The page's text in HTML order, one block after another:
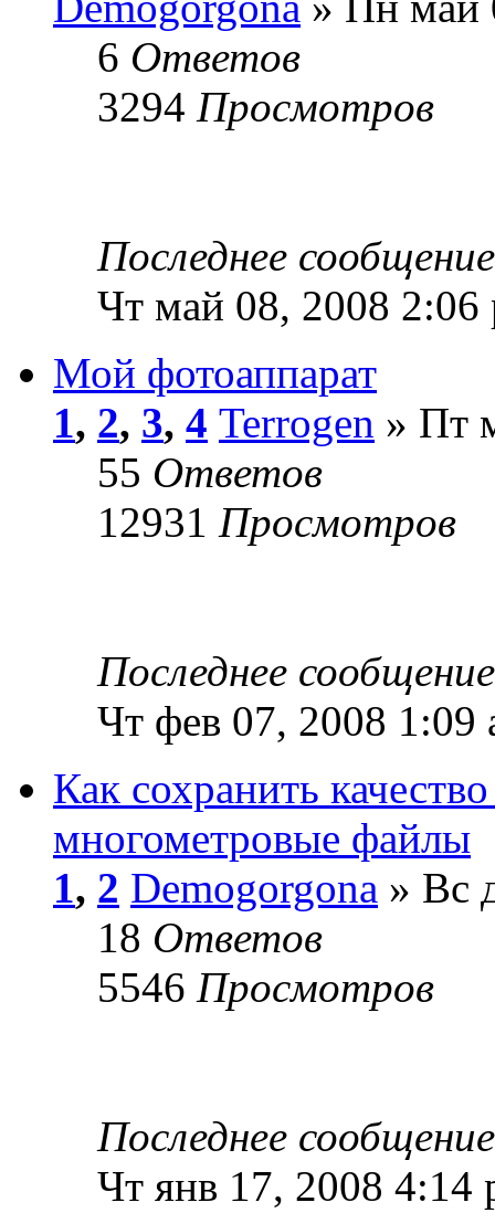
6 Ответов
3294 Просмотров
Последнее
Чт май 08, 2008 2:06
Мой фотоаппарат
1, 2, 3, 4 Terrogen » Пт
55 Ответов
12931 Просмотров
Последнее
Чт фев 07, 2008 1:09
Как сохранить
многометровые файлы
1, 2 Demogorgona » Вс
18 Ответов
5546 Просмотров
Последнее
Чт янв 17, 2008 4:14